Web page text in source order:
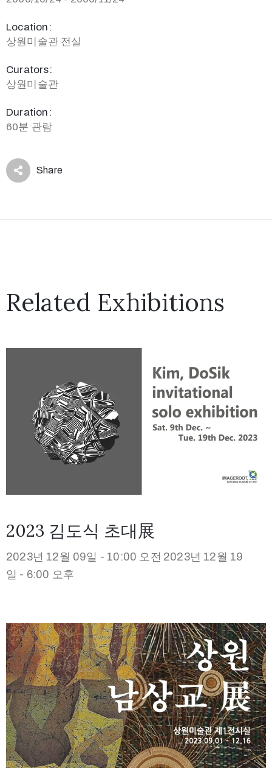
Location:
상원미술관 전실
Curators:
상원미술관
Duration:
60분 관람
Share
Related Exhibitions
2023 김도식 초대展
2023년 12월 09일 - 10:00 오전 2023년 12월 19
일 - 6:00 오후